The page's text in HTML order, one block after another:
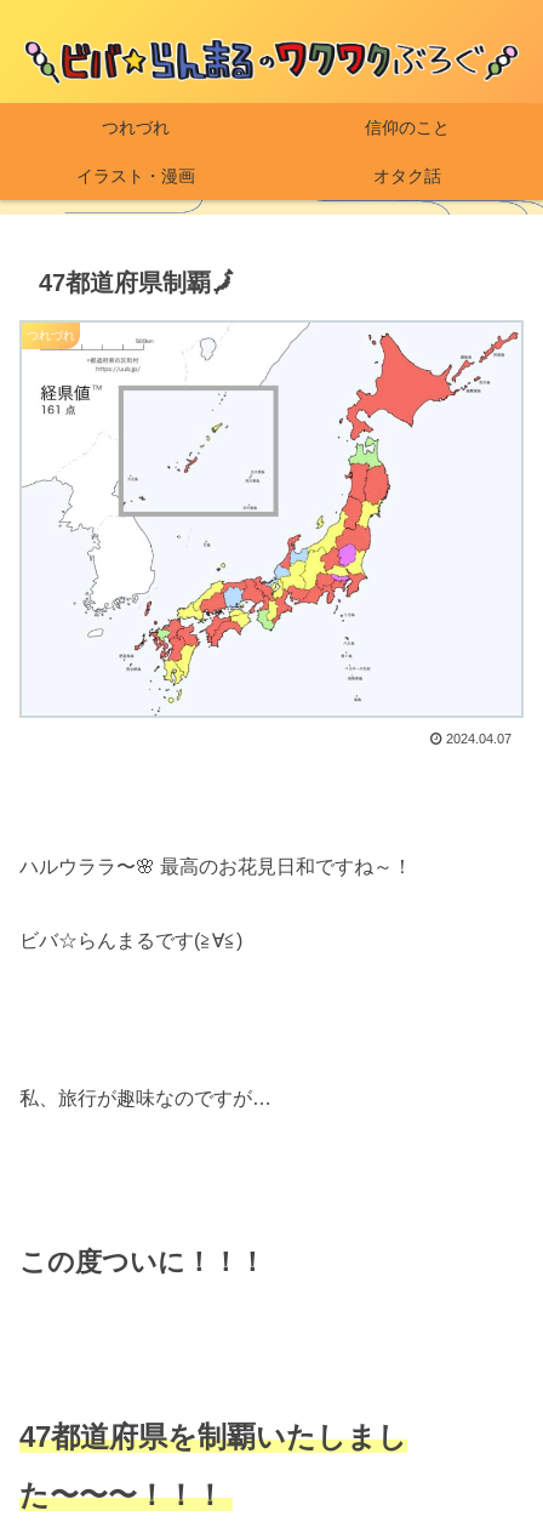
つれづれ 信仰のこと
イラスト・漫画 オタク話
47都道府県制覇🗾
つれづれ
2024.04.07
ハルウララ〜🌸 最高のお花見日和ですね～！
ビバ☆らんまるです(≧∀≦)
私、旅行が趣味なのですが…
この度ついに！！！
47都道府県を制覇いたしまし
た〜〜〜！！！